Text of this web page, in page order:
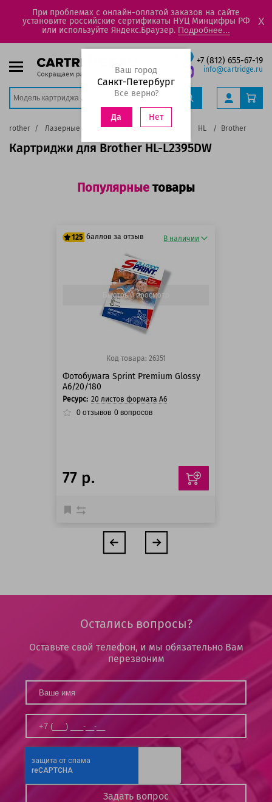
При проблемах с онлайн-оплатой заказов на сайте
установите российские сертификаты НУЦ Минцифры РФ
или используйте Яндекс.Браузер. Подробнее...
X
+7 (812) 655-67-19
info@cartridge.ru
Ваш город
Санкт-Петербург
Все верно?
Да Нет
Brother Лазерные черно-белые принтеры, МФУ HL Brother HL-
Картриджи для Brother HL-L2395DW
Популярные товары
125 баллов за отзыв
125 баллов
125 баллов
В наличии
Быстрый просмотр
Код товара: 26351
Фотобумага Sprint Premium Glossy
A6/20/180
Ресурс: 20 листов формата А6
0 отзывов 0 вопросов
77 р.
Остались вопросы?
Оставьте свой телефон, и мы обязательно Вам
перезвоним